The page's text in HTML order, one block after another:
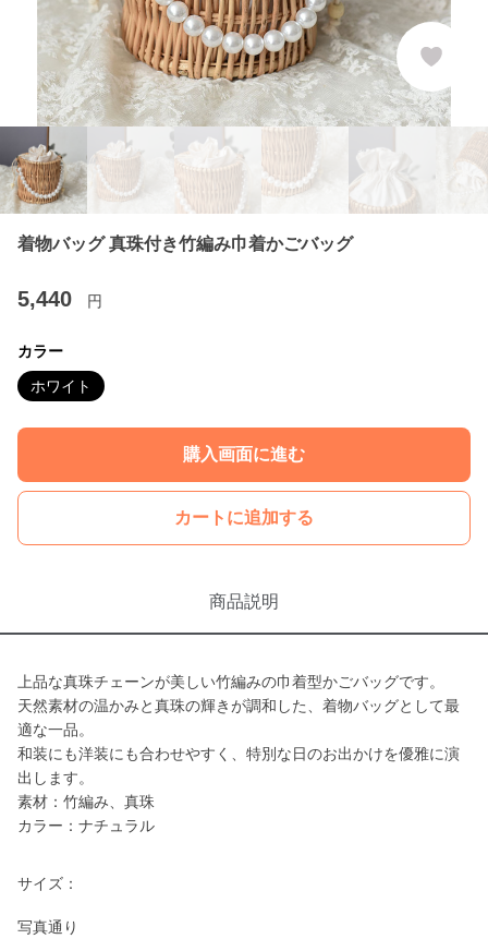
着物バッグ 真珠付き竹編み巾着かごバッグ
5,440 円
カラー
ホワイト
購入画面に進む
カートに追加する
商品説明
上品な真珠チェーンが美しい竹編みの巾着型かごバッグです。
天然素材の温かみと真珠の輝きが調和した、着物バッグとして最
適な一品。
和装にも洋装にも合わせやすく、特別な日のお出かけを優雅に演
出します。
素材：竹編み、真珠
カラー：ナチュラル
サイズ：
写真通り